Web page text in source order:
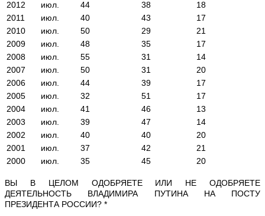
2012
июл. 44 38
18
2011
июл. 40 43
17
2010
июл. 50 29
21
2009
июл. 48 35
17
2008
июл. 55 31
14
2007
июл. 50 31
20
2006
июл. 44 39
17
2005
июл. 32 51
17
2004
июл. 41 46
13
2003
июл. 39 47
14
2002
июл. 40 40
20
2001
июл. 37 42
21
2000
июл. 35 45 20
ВЫ В ЦЕЛОМ ОДОБРЯЕТЕ ИЛИ НЕ ОДОБРЯЕТЕ
ДЕЯТЕЛЬНОСТЬ ВЛАДИМИРА ПУТИНА НА ПОСТУ
ПРЕЗИДЕНТА РОССИИ? *